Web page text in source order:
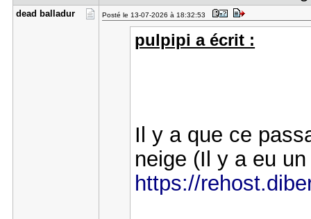
dead balla​dur Posté le 13-07-2026 à 18:32:53
pulpipi a écrit :
Il y a que ce
neige (Il y a eu
https://